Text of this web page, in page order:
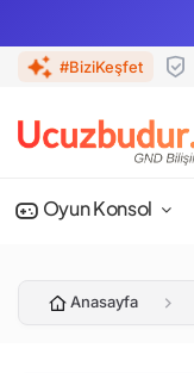
#BiziKeşfet
Oyun Konsol
Anasayfa